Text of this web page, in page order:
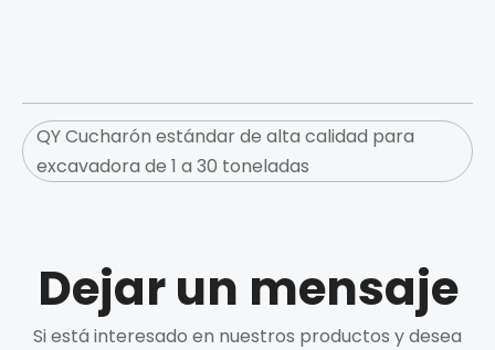
QY Cucharón estándar de alta calidad para
excavadora de 1 a 30 toneladas
Dejar un mensaje
Si está interesado en nuestros productos y desea